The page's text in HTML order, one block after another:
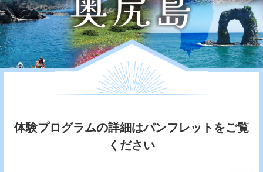
体験プログラムの詳細はパンフレットをご覧
ください